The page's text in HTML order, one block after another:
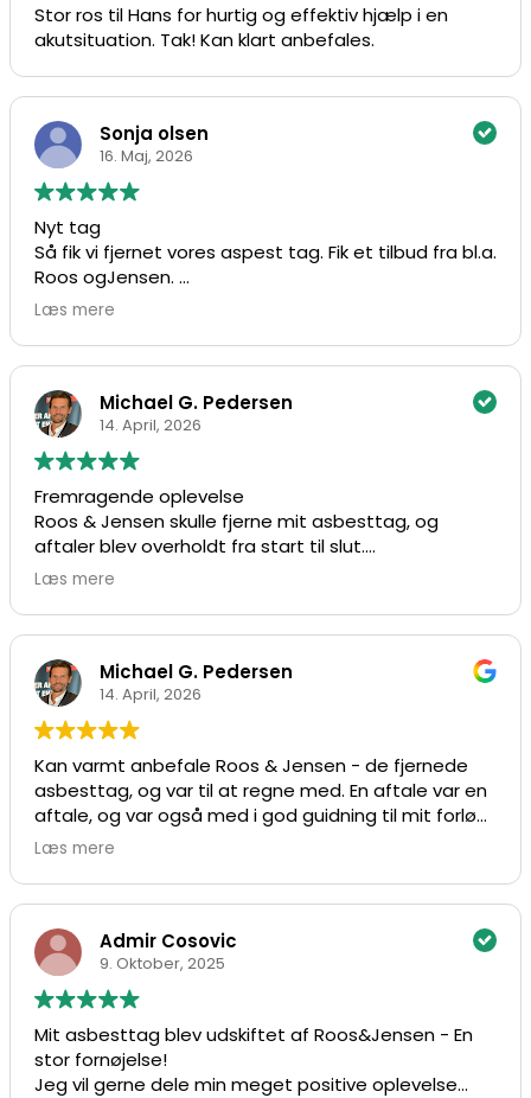
Stor ros til Hans for hurtig og effektiv hjælp i en
akutsituation. Tak! Kan klart anbefales.
Sonja olsen
16. Maj, 2026
Nyt tag
Så fik vi fjernet vores aspest tag. Fik et tilbud fra bl.a.
Roos ogJensen.
Efter næsten et års betænkningstid, sagde vi ja.
Vi kan varmt anbefale Ross og Jensen.
Var hurtig ved tlf når man havde spørgsmål.
Færdige til tiden og ryddet pænt op. Tak for det.
Sonja og Hans Jørgen Olsen.
Læs mere
Michael G. Pedersen
14. April, 2026
Fremragende oplevelse
Roos & Jensen skulle fjerne mit asbesttag, og
aftaler blev overholdt fra start til slut.
Imødekommende og fleksible - og overholdte
give input til vores videre forløb, som ikke er hos
Kan kun anbefales hele vejen igennem.
Læs mere
Michael G. Pedersen
14. April, 2026
Kan varmt anbefale Roos & Jensen - de fjernede
asbesttag, og var til at regne med. En aftale var en
aftale, og var også med i god guidning til mit forløb
efterfølgende, som ikke var hos dem. Flinke og
på og regne med.
Læs mere
Admir Cosovic
9. Oktober, 2025
Mit asbesttag blev udskiftet af Roos&Jensen - En
stor fornøjelse!
Jeg vil gerne dele min meget positive oplevelse